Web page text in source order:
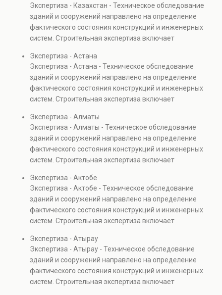
Экспертиза - Казахстан - Техническое обследование
зданий и сооружений направлено на определение
фактического состояния конструкций и инженерных
систем. Строительная экспертиза включает
элементов и оценку эксплуатационной безопасности.
Услуга востребована при покупке недвижимости,
капитальном ремонте и реконструкции объектов, а
также при судебных разбирательствах и технических
проверках.
Экспертиза - Астана
Экспертиза - Астана - Техническое обследование
зданий и сооружений направлено на определение
фактического состояния конструкций и инженерных
систем. Строительная экспертиза включает
элементов и оценку эксплуатационной безопасности.
Услуга востребована при покупке недвижимости,
капитальном ремонте и реконструкции объектов, а
также при судебных разбирательствах и технических
проверках.
Экспертиза - Алматы
Экспертиза - Алматы - Техническое обследование
зданий и сооружений направлено на определение
фактического состояния конструкций и инженерных
систем. Строительная экспертиза включает
элементов и оценку эксплуатационной безопасности.
Услуга востребована при покупке недвижимости,
капитальном ремонте и реконструкции объектов, а
также при судебных разбирательствах и технических
проверках.
Экспертиза - Актобе
Экспертиза - Актобе - Техническое обследование
зданий и сооружений направлено на определение
фактического состояния конструкций и инженерных
систем. Строительная экспертиза включает
элементов и оценку эксплуатационной безопасности.
Услуга востребована при покупке недвижимости,
капитальном ремонте и реконструкции объектов, а
также при судебных разбирательствах и технических
проверках.
Экспертиза - Атырау
Экспертиза - Атырау - Техническое обследование
зданий и сооружений направлено на определение
фактического состояния конструкций и инженерных
систем. Строительная экспертиза включает